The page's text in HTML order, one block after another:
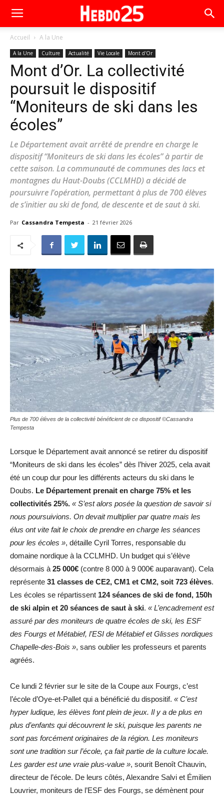
Accueil A la Une
A la Une Culture Actualité Vie Locale Mont d'Or
Mont d’Or. La collectivité
poursuit le dispositif
“Moniteurs de ski dans les
écoles”
Le Département avait arrêté de prendre en charge le
dispositif “Moniteurs de ski dans les écoles” à partir de
cette saison. La communauté de communes des lacs et
montagnes du Haut-Doubs (CCLMHD) a décidé de
poursuivre l’opération, permettant à plus de 700 élèves
de s’initier au ski de fond, de descente et de saut à ski.
Par Cassandra Tempesta - 21 février 2026
Plus de 700 élèves de la collectivité bénéficient de ce dispositif ©Cassandra
Tempesta
Lorsque le Département avait annoncé se retirer du dispositif
“Moniteurs de ski dans les écoles” dès l’hiver 2025, cela avait
été un coup dur pour les différents acteurs du ski dans le
Doubs. Le Département prenait en charge 75% et les
collectivités 25%. « S’est alors posée la question de savoir si
nous poursuivions. On devait multiplier par quatre mais les
élus ont vite fait le choix de prendre en charge les séances
pour les écoles », détaille Cyril Torres, responsable du
domaine nordique à la CCLMHD. Un budget qui s’élève
désormais à 25 000€ (contre 8 000 à 9 000€ auparavant). Cela
représente 31 classes de CE2, CM1 et CM2, soit 723 élèves.
Les écoles se répartissent 124 séances de ski de fond, 150h
de ski alpin et 20 séances de saut à ski. « L’encadrement est
assuré par des moniteurs de quatre écoles de ski, les ESF
des Fourgs et Métabief, l’ESI de Métabief et Glisses nordiques
Chapelle-des-Bois », sans oublier les professeurs et parents
agréés.
Ce lundi 2 février sur le site de la Coupe aux Fourgs, c’est
l’école d’Oye-et-Pallet qui a bénéficié du dispositif. « C’est
hyper ludique, les élèves font plein de jeux. Il y a de plus en
plus d’enfants qui découvrent le ski, puisque les parents ne
sont pas forcément originaires de la région. Les moniteurs
sont une tradition sur l’école, ça fait partie de la culture locale.
Les garder est une vraie plus-value », sourit Benoît Chauvin,
directeur de l’école. De leurs côtés, Alexandre Salvi et Émilien
Louvrier, moniteurs de l’ESF des Fourgs, se démènent pour